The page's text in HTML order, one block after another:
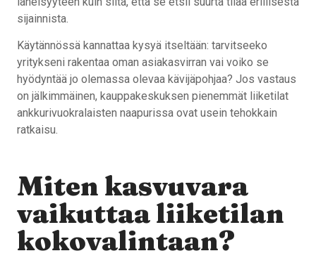
sijainnista.
Käytännössä kannattaa kysyä itseltään: tarvitseeko
yritykseni rakentaa oman asiakasvirran vai voiko se
hyödyntää jo olemassa olevaa kävijäpohjaa? Jos vastaus
on jälkimmäinen, kauppakeskuksen pienemmät liiketilat
ankkurivuokralaisten naapurissa ovat usein tehokkain
ratkaisu.
Miten kasvuvara
vaikuttaa liiketilan
kokovalintaan?